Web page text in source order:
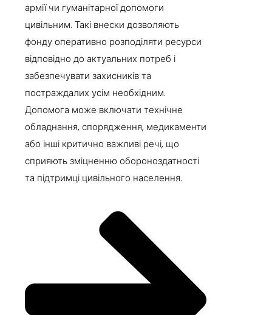
армії чи гуманітарної допомоги
цивільним. Такі внески дозволяють
фонду оперативно розподіляти ресурси
відповідно до актуальних потреб і
забезпечувати захисників та
постраждалих усім необхідним.
Допомога може включати технічне
обладнання, спорядження, медикаменти
або інші критично важливі речі, що
сприяють зміцненню обороноздатності
та підтримці цивільного населення.